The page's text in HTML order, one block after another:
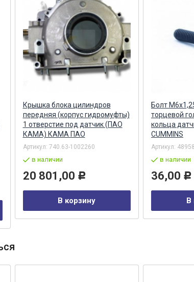
Крышка блока цилиндров
передняя (корпус гидромуфты)
1 отверстие под датчик (ПАО
КАМА) КАМА ПАО
Артикул: 740.63-1002260
в наличии
20 801,00 Р
В корзину
Болт
торцевой
кольца
CUMMINS
Артикул:
в наличии
36,00 Р
В